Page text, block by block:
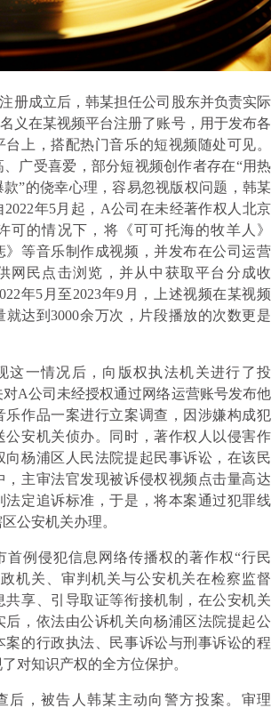
册成立后，韩某担任公司股东并负责实际
义在某视频平台注册了账号，用于发布各
上，搭配热门音乐的短视频随处可见。
广受喜爱，部分短视频创作者存在“用热
”的侥幸心理，容易忽视版权问题，韩某
2022年5月起，A公司在未经著作权人北京
可的情况下，将《可可托海的牧羊人》
》等音乐制作成视频，并发布在公司运营
网民点击浏览，并从中获取平台分成收
年5月至2023年9月，上述视频在某视频
就达到3000余万次，片段播放的次数更是
这一情况后，向版权执法机关进行了投
A公司未经授权通过网络运营账号发布他
乐作品一案进行立案调查，因涉嫌构成犯
公安机关侦办。同时，著作权人以侵害作
向杨浦区人民法院提起民事诉讼，在该民
，主审法官发现被诉侵权视频点击量高达
法定追诉标准，于是，将本案通过犯罪线
公安机关办理。
首例侵犯信息网络传播权的著作权“行民
机关、审判机关与公安机关在检察监督
共享、引导取证等衔接机制，在公安机关
后，依法由公诉机关向杨浦区法院提起公
案的行政执法、民事诉讼与刑事诉讼的程
对知识产权的全方位保护。
后，被告人韩某主动向警方投案。审理